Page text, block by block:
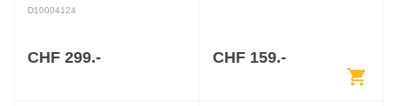
D10004124
CHF 299.- CHF 159.-
shopping_cart